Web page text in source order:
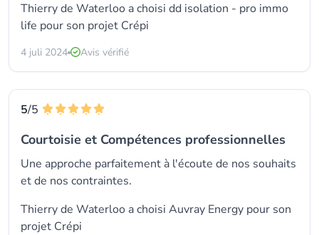
Thierry de Waterloo a choisi dd isolation - pro immo
life pour son projet Crépi
4 juli 2024 Avis vérifié
5/5
Courtoisie et Compétences professionnelles
Une approche parfaitement à l'écoute de nos souhaits
et de nos contraintes.
Thierry de Waterloo a choisi Auvray Energy pour son
projet Crépi